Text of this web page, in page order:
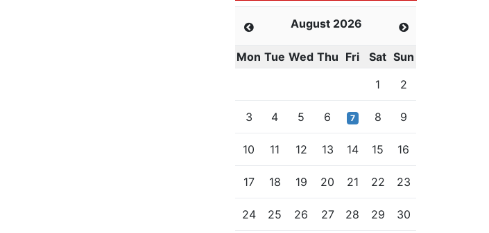
August 2026
Mon Tue Wed Thu Fri Sat Sun
1
2
3 4 5 6 7 8 9
10 11 12 13 14 15 16
17 18 19 20 21 22 23
24 25 26 27 28 29 30